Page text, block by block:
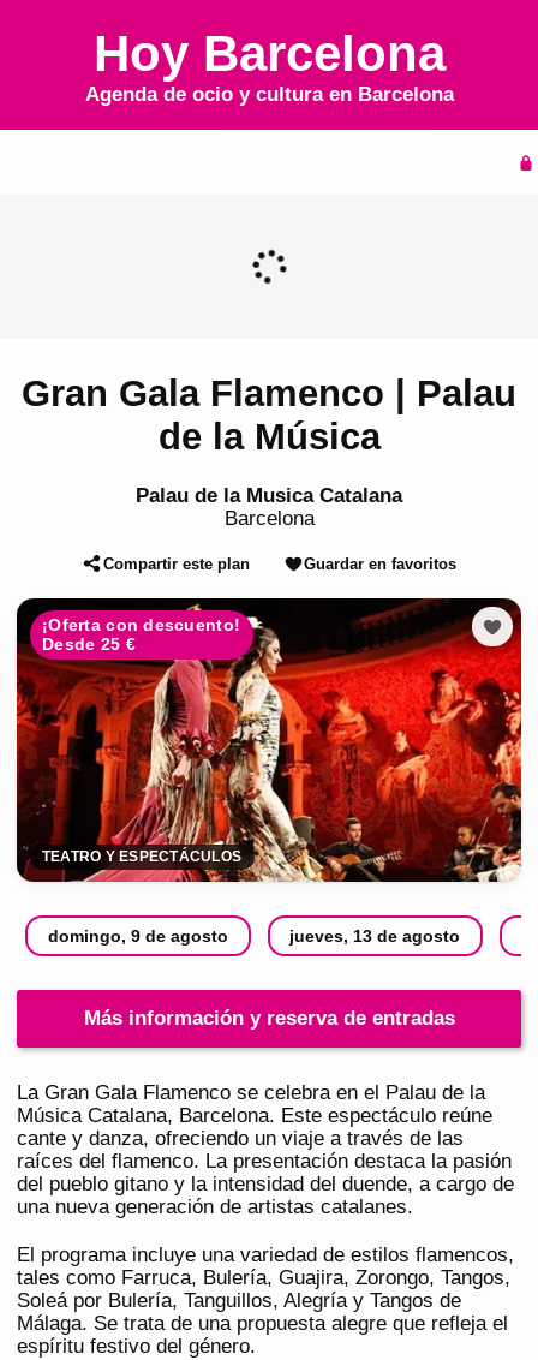
Hoy Barcelona
Agenda de ocio y cultura en Barcelona
Gran Gala Flamenco | Palau
de la Música
Palau de la Musica Catalana
Barcelona
Compartir este plan Guardar en favoritos
¡Oferta con descuento!
Desde 25 €
TEATRO Y ESPECTÁCULOS
domingo, 9 de agosto jueves, 13 de agosto
Más información y reserva de entradas
La Gran Gala Flamenco se celebra en el Palau de la
Música Catalana, Barcelona. Este espectáculo reúne
cante y danza, ofreciendo un viaje a través de las
raíces del flamenco. La presentación destaca la pasión
del pueblo gitano y la intensidad del duende, a cargo de
una nueva generación de artistas catalanes.
El programa incluye una variedad de estilos flamencos,
tales como Farruca, Bulería, Guajira, Zorongo, Tangos,
Soleá por Bulería, Tanguillos, Alegría y Tangos de
Málaga. Se trata de una propuesta alegre que refleja el
espíritu festivo del género.